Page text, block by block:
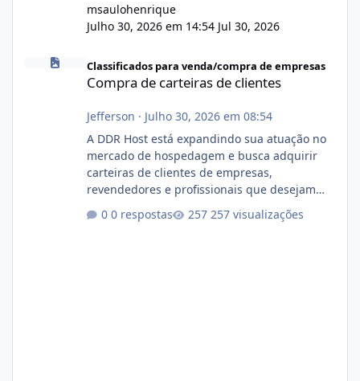
msaulohenrique
Julho 30, 2026 em 14:54 Jul 30, 2026
Classificados para venda/compra de empresas
Compra de carteiras de clientes
Jefferson · Julho 30, 2026 em 08:54
A DDR Host está expandindo sua atuação no
mercado de hospedagem e busca adquirir
carteiras de clientes de empresas,
revendedores e profissionais que desejam
operação. Se você possui clientes ativos de
0 respostas 257 visualizações